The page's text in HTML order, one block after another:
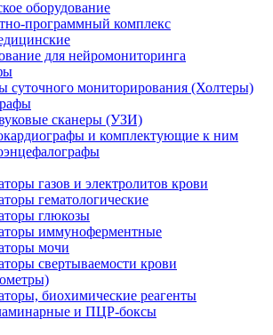
оборудование
программный комплекс
для нейромониторинга
суточного мониторирования (Холтеры)
сканеры (УЗИ)
и комплектующие к ним
газов и электролитов крови
гематологические
глюкозы
иммуноферментные
мочи
свертываемости крови
биохимические реагенты
и ПЦР-боксы